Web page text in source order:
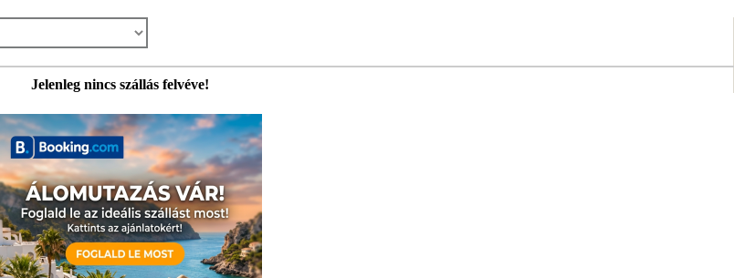
Jelenleg nincs szállás felvéve!